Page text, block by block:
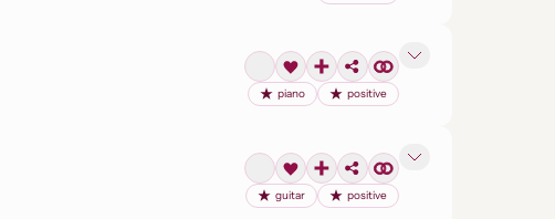
piano positive
guitar positive